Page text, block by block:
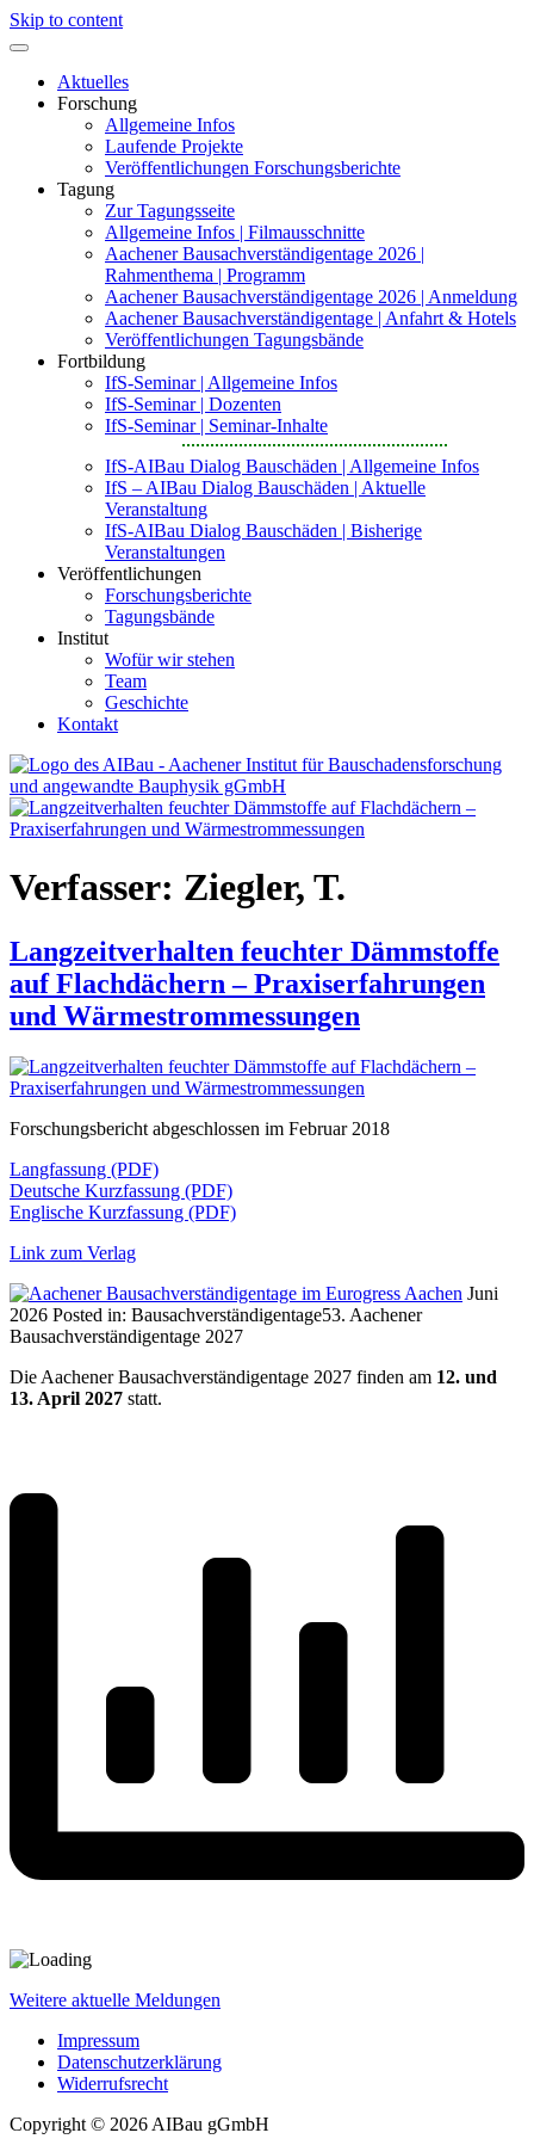
Skip to content
Aktuelles
Forschung
Allgemeine Infos
Laufende Projekte
Veröffentlichungen Forschungsberichte
Tagung
Zur Tagungsseite
Allgemeine Infos | Filmausschnitte
Aachener Bausachverständigentage 2026 |
Rahmenthema | Programm
Aachener Bausachverständigentage 2026 | Anmeldung
Aachener Bausachverständigentage | Anfahrt & Hotels
Veröffentlichungen Tagungsbände
Fortbildung
IfS-Seminar | Allgemeine Infos
IfS-Seminar | Dozenten
IfS-Seminar | Seminar-Inhalte
IfS-AIBau Dialog Bauschäden | Allgemeine Infos
IfS – AIBau Dialog Bauschäden | Aktuelle
Veranstaltung
IfS-AIBau Dialog Bauschäden | Bisherige
Veranstaltungen
Veröffentlichungen
Forschungsberichte
Tagungsbände
Institut
Wofür wir stehen
Team
Geschichte
Kontakt
AIBau – Aachener Institut für Bauschadensforschung und
Verfasser: Ziegler, T.
Langzeitverhalten feuchter Dämmstoffe
auf Flachdächern – Praxiserfahrungen
und Wärmestrommessungen
Forschungsbericht abgeschlossen im Februar 2018
Langfassung (PDF)
Deutsche Kurzfassung (PDF)
Englische Kurzfassung (PDF)
Link zum Verlag
Juni
2026 Posted in: Bausachverständigentage53. Aachener
Bausachverständigentage 2027
Die Aachener Bausachverständigentage 2027 finden am 12. und
13. April 2027 statt.
Weitere aktuelle Meldungen
Impressum
Datenschutzerklärung
Widerrufsrecht
Copyright © 2026 AIBau gGmbH